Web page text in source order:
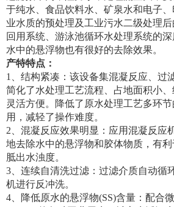
于纯水、食品饮料水、矿泉水和电子
业水质的预处理及工业污水二级处理
回用系统、游泳池循环水处理系统的
水中的悬浮物也有很好的去除效果。
产特特点：
1、结构紧凑：该设备集混凝反应、过
简化了水处理工艺流程、占地面积小
灵活方便。降低了原水处理工艺多环
用，减轻了操作难度。
2、混凝反应效果明显：应用混凝反应
地去除水中的悬浮物和胶体物质，有
胝出水浊度。
3、连续自清洗过滤：过滤介质自动循
机进行反冲洗。
4、降低原水的悬浮物(SS)含量：配合